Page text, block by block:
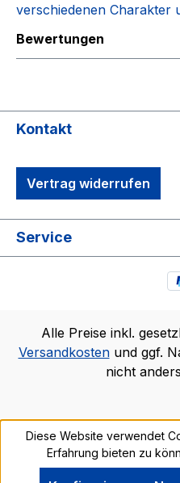
verschiedenen Charakter
Bewertungen
Kontakt
Vertrag widerrufen
Service
Alle Preise inkl.
Versandkostenund ggf.
nicht
Diese Website verwendet
Erfahrung bieten zu